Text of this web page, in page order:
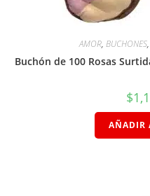
AMOR, BUCHONES,
Buchón de 100 Rosas
$
AÑADIR